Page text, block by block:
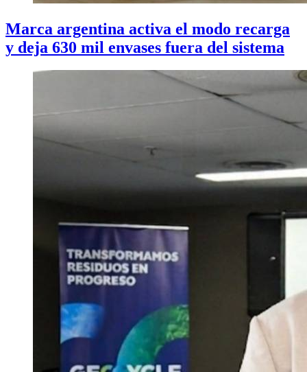
Marca argentina activa el modo recarga
y deja 630 mil envases fuera del sistema